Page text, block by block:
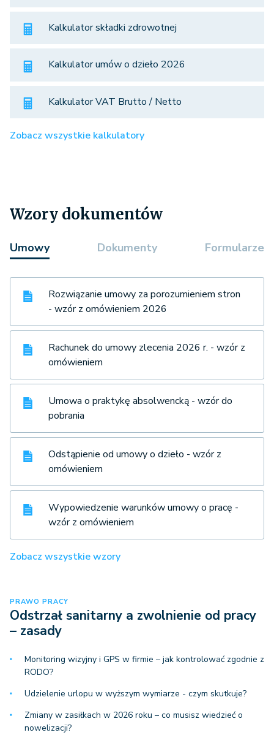
Kalkulator składki zdrowotnej
Kalkulator umów o dzieło 2026
Kalkulator VAT Brutto / Netto
Zobacz wszystkie kalkulatory
Wzory dokumentów
Umowy Dokumenty Formularze
Rozwiązanie umowy za porozumieniem stron
- wzór z omówieniem 2026
Rachunek do umowy zlecenia 2026 r. - wzór z
omówieniem
Umowa o praktykę absolwencką - wzór do
pobrania
Odstąpienie od umowy o dzieło - wzór z
omówieniem
Wypowiedzenie warunków umowy o pracę -
wzór z omówieniem
Zobacz wszystkie wzory
PRAWO PRACY
Odstrzał sanitarny a zwolnienie od pracy
– zasady
Monitoring wizyjny i GPS w firmie – jak kontrolować zgodnie z
RODO?
Udzielenie urlopu w wyższym wymiarze - czym skutkuje?
Zmiany w zasiłkach w 2026 roku – co musisz wiedzieć o
nowelizacji?